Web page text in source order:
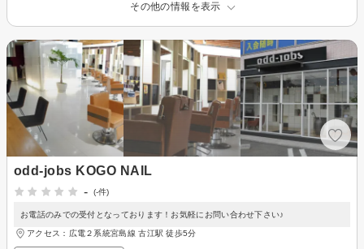
その他の情報を表示
odd-jobs KOGO NAIL
-
(-件)
お電話のみでの受付となっております！お気軽にお問い合わせ下さい♪
アクセス：広電２系統宮島線 古江駅 徒歩5分